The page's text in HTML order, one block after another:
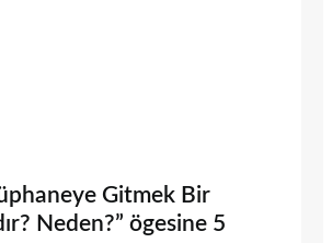
Gitmek Bir
Neden?” ögesine 5